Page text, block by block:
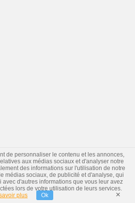
de personnaliser le contenu et les annonces,
aux médias sociaux et d'analyser notre
des informations sur l'utilisation de notre
médias sociaux, de publicité et d'analyse, qui
avec d'autres informations que vous leur avez
lors de votre utilisation de leurs services.
plus
Ok ×